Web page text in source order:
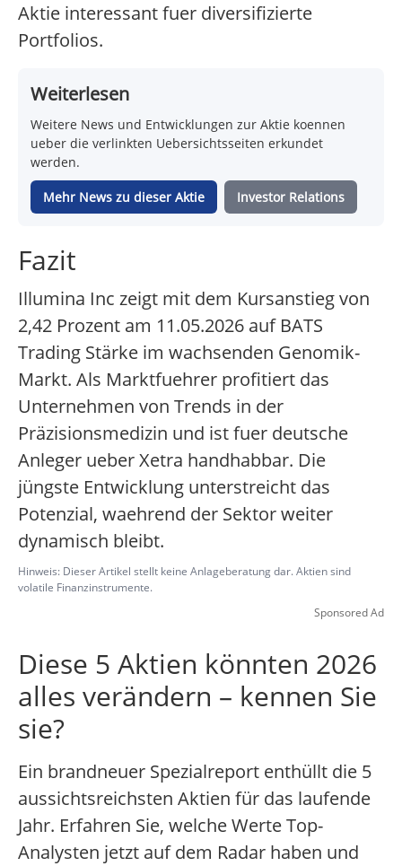
Aktie interessant fuer diversifizierte
Portfolios.
Weiterlesen
Weitere News und Entwicklungen zur Aktie koennen
ueber die verlinkten Uebersichtsseiten erkundet
werden.
Mehr News zu dieser Aktie Investor Relations
Fazit
Illumina Inc zeigt mit dem Kursanstieg von
2,42 Prozent am 11.05.2026 auf BATS
Trading Stärke im wachsenden Genomik-
Markt. Als Marktfuehrer profitiert das
Unternehmen von Trends in der
Präzisionsmedizin und ist fuer deutsche
Anleger ueber Xetra handhabbar. Die
jüngste Entwicklung unterstreicht das
Potenzial, waehrend der Sektor weiter
dynamisch bleibt.
Hinweis: Dieser Artikel stellt keine Anlageberatung dar. Aktien sind
volatile Finanzinstrumente.
Sponsored Ad
Diese 5 Aktien könnten 2026
alles verändern – kennen Sie
sie?
Ein brandneuer Spezialreport enthüllt die 5
aussichtsreichsten Aktien für das laufende
Jahr. Erfahren Sie, welche Werte Top-
Analysten jetzt auf dem Radar haben und